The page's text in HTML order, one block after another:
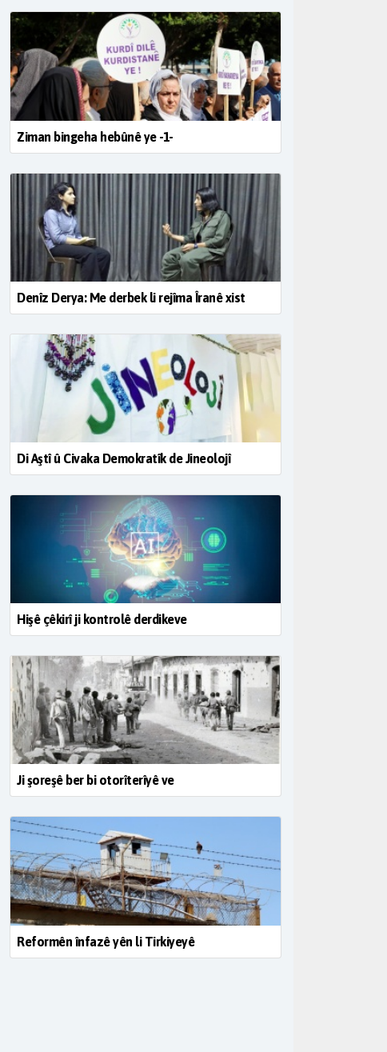
Ziman bingeha hebûnê ye -1-
Denîz Derya: Me derbek li rejîma Îranê xist
Di Aştî û Civaka Demokratîk de Jineolojî
Hişê çêkirî ji kontrolê derdikeve
Ji şoreşê ber bi otorîterîyê ve
Reformên înfazê yên li Tirkiyeyê